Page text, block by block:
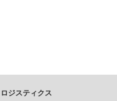
ロジスティクス